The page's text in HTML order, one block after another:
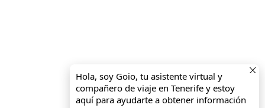
Hola, soy Goio, tu asistente virtual y
compañero de viaje en Tenerife y estoy
aquí para ayudarte a obtener información